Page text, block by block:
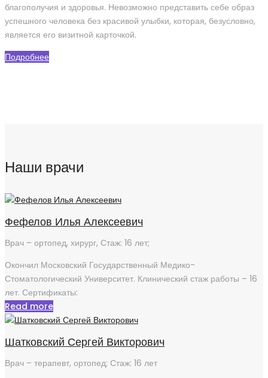
благополучия и здоровья. Невозможно представить себе образ
успешного человека без красивой улыбки, которая, безусловно,
является его визитной карточкой.
Подробнее
Наши врачи
Фефелов Илья Алексеевич
Врач – ортопед, хирург, Стаж: 16 лет;
Окончил Московский Государственный Медико-
Стоматологический Университет. Клинический стаж работы – 16
лет. Сертификаты:
Read more
Шатковский Сергей Викторович
Врач – терапевт, ортопед; Стаж: 16 лет